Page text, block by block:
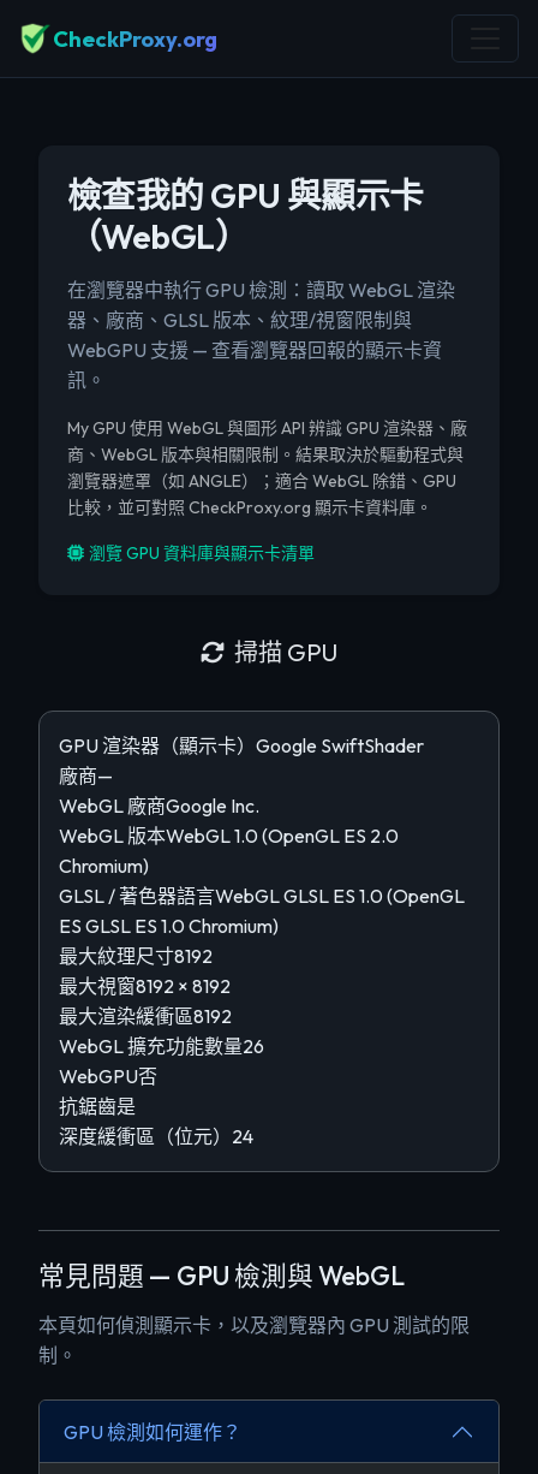
CheckProxy.org
檢查我的 GPU 與顯示卡
（WebGL）
在瀏覽器中執行 GPU 檢測：讀取 WebGL 渲染
器、廠商、GLSL 版本、紋理/視窗限制與
WebGPU 支援 — 查看瀏覽器回報的顯示卡資
訊。
My GPU 使用 WebGL 與圖形 API 辨識 GPU 渲染器、廠
商、WebGL 版本與相關限制。結果取決於驅動程式與
瀏覽器遮罩（如 ANGLE）；適合 WebGL 除錯、GPU
比較，並可對照 CheckProxy.org 顯示卡資料庫。
瀏覽 GPU 資料庫與顯示卡清單
掃描 GPU
GPU 渲染器（顯示卡） Google SwiftShader
廠商—
WebGL 廠商Google Inc.
WebGL 版本WebGL 1.0 (OpenGL ES 2.0
Chromium)
GLSL / 著色器語言WebGL GLSL ES 1.0 (OpenGL
ES GLSL ES 1.0 Chromium)
最大紋理尺寸8192
最大視窗8192 × 8192
最大渲染緩衝區8192
WebGL 擴充功能數量26
WebGPU否
抗鋸齒是
深度緩衝區（位元） 24
常見問題 — GPU 檢測與 WebGL
本頁如何偵測顯示卡，以及瀏覽器內 GPU 測試的限
制。
GPU 檢測如何運作？